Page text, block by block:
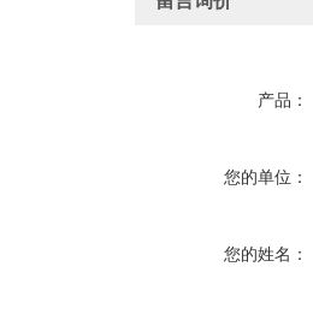
产品：
您的单位：
您的姓名：